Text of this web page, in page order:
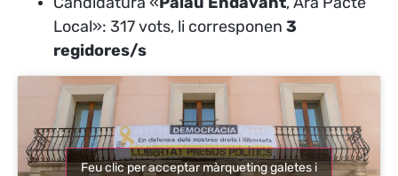
Local»: 317 vots, li corresponen 3
regidores/s
Feu clic per acceptar màrqueting galetes i